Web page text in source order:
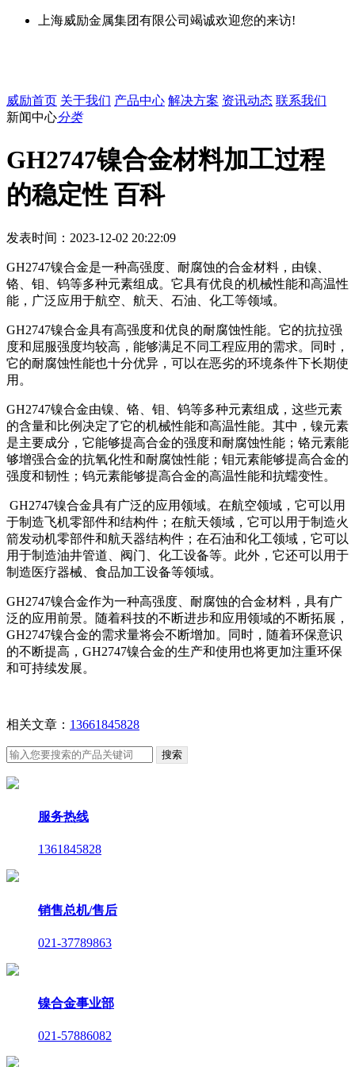
上海威励金属集团有限公司竭诚欢迎您的来访!
威励首页 关于我们 产品中心 解决方案 资讯动态 联系我们
新闻中心分类
GH2747镍合金材料加工过程
的稳定性 百科
发表时间：2023-12-02 20:22:09
GH2747镍合金是一种高强度、耐腐蚀的合金材料，由镍、
铬、钼、钨等多种元素组成。它具有优良的机械性能和高温性
能，广泛应用于航空、航天、石油、化工等领域。
GH2747镍合金具有高强度和优良的耐腐蚀性能。它的抗拉强
度和屈服强度均较高，能够满足不同工程应用的需求。同时，
它的耐腐蚀性能也十分优异，可以在恶劣的环境条件下长期使
用。
GH2747镍合金由镍、铬、钼、钨等多种元素组成，这些元素
的含量和比例决定了它的机械性能和高温性能。其中，镍元素
是主要成分，它能够提高合金的强度和耐腐蚀性能；铬元素能
够增强合金的抗氧化性和耐腐蚀性能；钼元素能够提高合金的
强度和韧性；钨元素能够提高合金的高温性能和抗蠕变性。
GH2747镍合金具有广泛的应用领域。在航空领域，它可以用
于制造飞机零部件和结构件；在航天领域，它可以用于制造火
箭发动机零部件和航天器结构件；在石油和化工领域，它可以
用于制造油井管道、阀门、化工设备等。此外，它还可以用于
制造医疗器械、食品加工设备等领域。
GH2747镍合金作为一种高强度、耐腐蚀的合金材料，具有广
泛的应用前景。随着科技的不断进步和应用领域的不断拓展，
GH2747镍合金的需求量将会不断增加。同时，随着环保意识
的不断提高，GH2747镍合金的生产和使用也将更加注重环保
和可持续发展。
相关文章： 13661845828
服务热线
1361845828
销售总机/售后
021-37789863
镍合金事业部
021-57886082